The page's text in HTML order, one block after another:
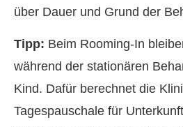
über Dauer und Grund der
Tipp: Beim Rooming-In
während der stationären
Kind. Dafür berechnet die
Tagespauschale für